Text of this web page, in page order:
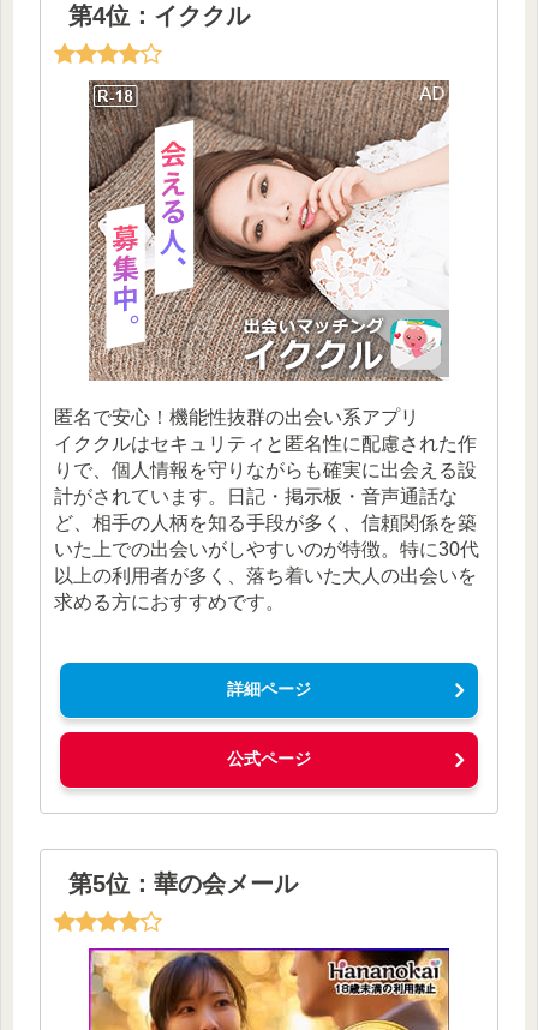
第4位：イククル
匿名で安心！機能性抜群の出会い系アプリ
イククルはセキュリティと匿名性に配慮された作
りで、個人情報を守りながらも確実に出会える設
計がされています。日記・掲示板・音声通話な
ど、相手の人柄を知る手段が多く、信頼関係を築
いた上での出会いがしやすいのが特徴。特に30代
以上の利用者が多く、落ち着いた大人の出会いを
求める方におすすめです。
詳細ページ
公式ページ
第5位：華の会メール